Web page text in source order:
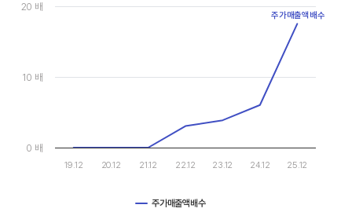
자본을 크게 늘리지 않는 경우가 많습니다. 이에따라 부채비율(=부채/자본*100%)이나
자기자본이익률(순이익/자본총계*100%)처럼 분모에 자본총계를 넣어 계산하는
투자지표는 한국 기업에 비해 상대적으로 높게 나옵니다. 이런 부분을 감안해 미국 기업의
부채비율, 차입금 비중, 주가순자산배수 등을 판단하는 것이 좋습니다.
Line chart with 7 data points.
The chart has 1 Y axis displaying values. Data ranges from 0 to
주가매출액배수
19.12 20.12 21.12 22.12 23.12 24.12 25.12
0 배
10 배
20 배
주가매출액배수